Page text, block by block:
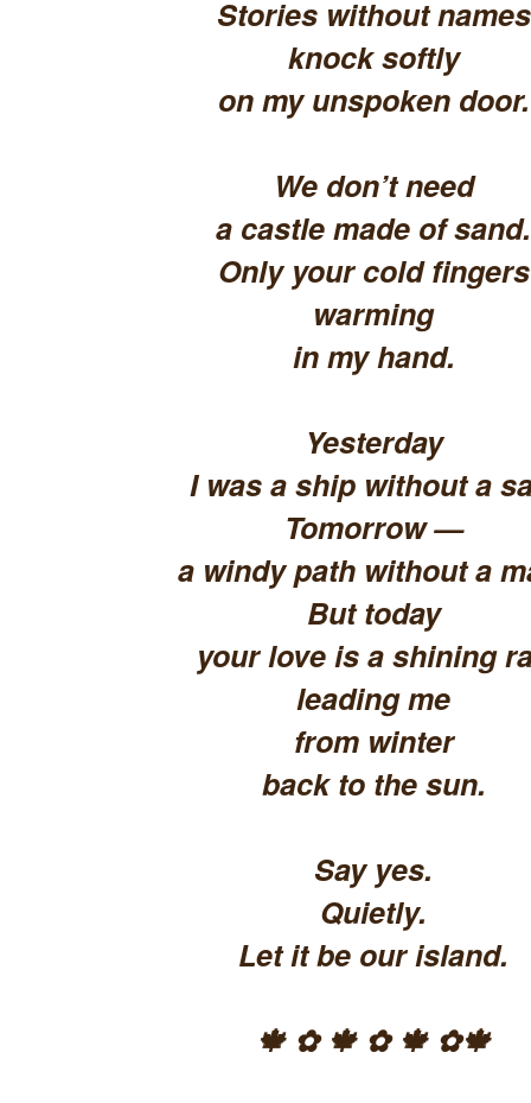
Stories without names
knock softly
on my unspoken door.
We don’t need
a castle made of sand.
Only your cold fingers
warming
in my hand.
Yesterday
I was a ship without a
Tomorrow —
a windy path without a
But today
your love is a shining
leading me
from winter
back to the sun.
Say yes.
Quietly.
Let it be our island.
🍁 ✿ 🍁 ✿ 🍁 ✿🍁